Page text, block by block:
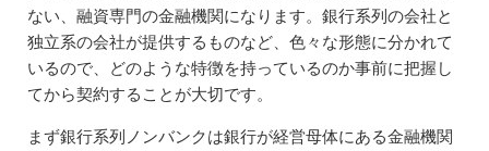
ない、融資専門の金融機関になります。銀行系列の会社と
独立系の会社が提供するものなど、色々な形態に分かれて
いるので、どのような特徴を持っているのか事前に把握し
てから契約することが大切です。
まず銀行系列ノンバンクは銀行が経営母体にある金融機関